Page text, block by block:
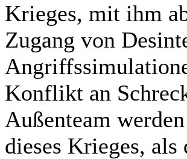
Krieges, mit ihm
Zugang von
Konflikt an
Außenteam
dieses Krieges,